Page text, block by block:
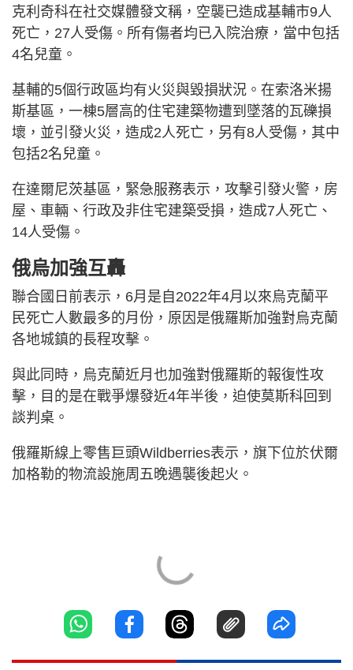
克利奇科在社交媒體發文稱，空襲已造成基輔市9人
死亡，27人受傷。所有傷者均已入院治療，當中包括
4名兒童。
基輔的5個行政區均有火災與毀損狀況。在索洛米揚
斯基區，一棟5層高的住宅建築物遭到墜落的瓦礫損
壞，並引發火災，造成2人死亡，另有8人受傷，其中
包括2名兒童。
在達爾尼茨基區，緊急服務表示，攻擊引發火警，房
屋、車輛、行政及非住宅建築受損，造成7人死亡、
14人受傷。
俄烏加強互轟
聯合國日前表示，6月是自2022年4月以來烏克蘭平
民死亡人數最多的月份，原因是俄羅斯加強對烏克蘭
各地城鎮的長程攻擊。
與此同時，烏克蘭近月也加強對俄羅斯的報復性攻
擊，目的是在戰爭爆發近4年半後，迫使莫斯科回到
談判桌。
俄羅斯線上零售巨頭Wildberries表示，旗下位於伏爾
加格勒的物流設施周五晚遇襲後起火。